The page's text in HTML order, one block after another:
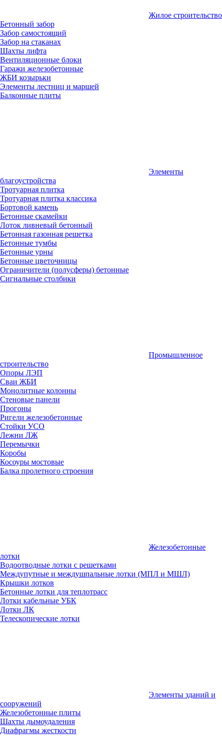
Жилое строительство
Бетонный забор
Забор самостоящий
Забор на стаканах
Шахты лифта
Вентиляционные блоки
Гаражи железобетонные
ЖБИ козырьки
Элементы лестниц и маршей
Балконные плиты
Элементы
благоустройства
Тротуарная плитка
Тротуарная плитка классика
Бортовой камень
Бетонные скамейки
Лоток ливневый бетонный
Бетонная газонная решетка
Бетонные тумбы
Бетонные урны
Бетонные цветочницы
Ограничители (полусферы) бетонные
Сигнальные столбики
Промышленное
строительство
Опоры ЛЭП
Сваи ЖБИ
Монолитные колонны
Стеновые панели
Прогоны
Ригели железобетонные
Стойки УСО
Лежни ЛЖ
Перемычки
Коробы
Косоуры мостовые
Балка пролетного строения
Железобетонные
лотки
Водоотводные лотки с решетками
Междупутные и междушпальные лотки (МПЛ и МШЛ)
Крышки лотков
Бетонные лотки для теплотрасс
Лотки кабельные УБК
Лотки ЛК
Телескопические лотки
Элементы зданий и
сооружений
Железобетонные плиты
Шахты дымоудаления
Диафрагмы жесткости